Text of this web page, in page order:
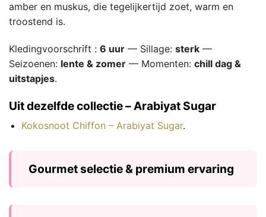
amber en muskus, die tegelijkertijd zoet, warm en
troostend is.
Kledingvoorschrift : 6 uur — Sillage: sterk —
Seizoenen: lente & zomer — Momenten: chill dag &
uitstapjes.
Uit dezelfde collectie – Arabiyat Sugar
Kokosnoot Chiffon – Arabiyat Sugar.
Gourmet selectie & premium ervaring